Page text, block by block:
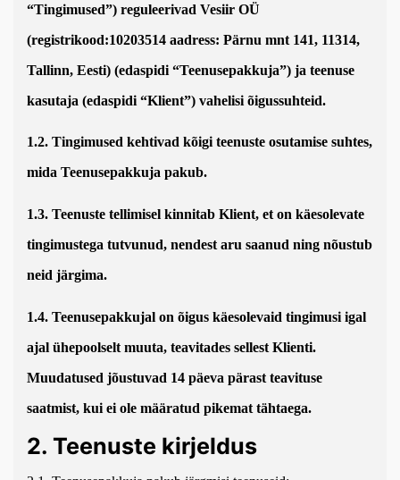
“Tingimused”) reguleerivad Vesiir OÜ
(registrikood:10203514 aadress: Pärnu mnt 141, 11314,
Tallinn, Eesti) (edaspidi “Teenusepakkuja”) ja teenuse
kasutaja (edaspidi “Klient”) vahelisi õigussuhteid.
1.2. Tingimused kehtivad kõigi teenuste osutamise suhtes,
mida Teenusepakkuja pakub.
1.3. Teenuste tellimisel kinnitab Klient, et on käesolevate
tingimustega tutvunud, nendest aru saanud ning nõustub
neid järgima.
1.4. Teenusepakkujal on õigus käesolevaid tingimusi igal
ajal ühepoolselt muuta, teavitades sellest Klienti.
Muudatused jõustuvad 14 päeva pärast teavituse
saatmist, kui ei ole määratud pikemat tähtaega.
2. Teenuste kirjeldus